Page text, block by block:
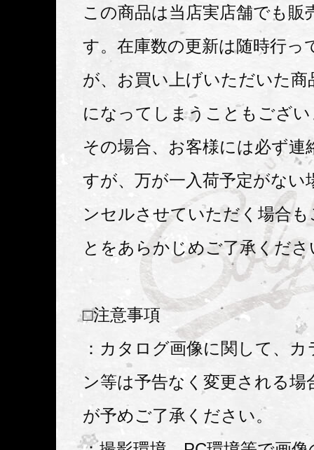
この商品は当店実店舗でも販
す。在庫数の更新は随時行っ
が、お買い上げいただいた商
になってしまうこともござ
その場合、お客様には必ず連
すが、万が一入荷予定がない
ンセルさせていただく場合
とをあらかじめご了承くださ
□注意事項
：カタログ画像に関して、
ン等は予告なく変更される場
が予めご了承ください。